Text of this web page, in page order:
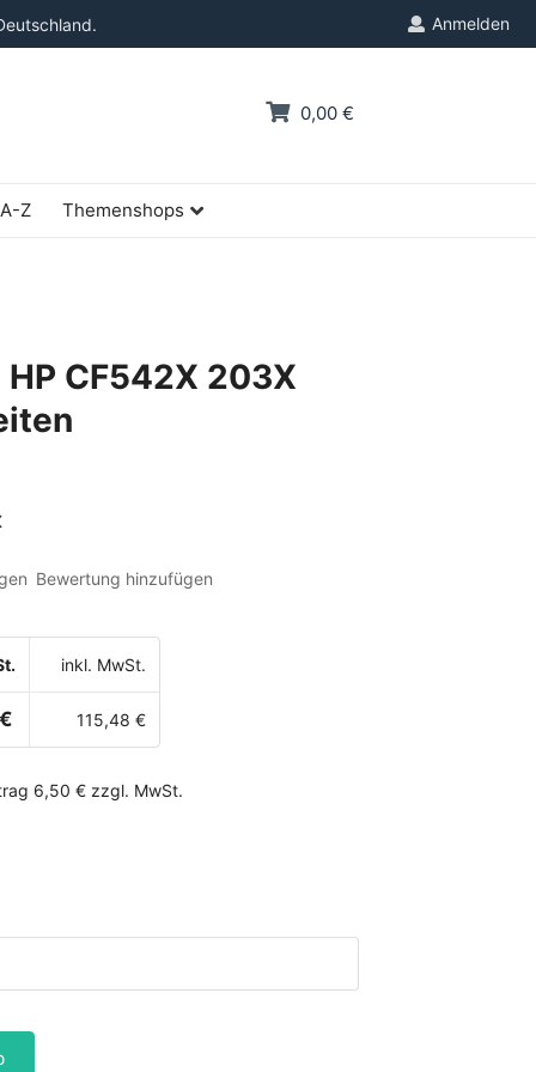
Anmelden
0,00 €
Z Themenshops
CF542X 203X
Bewertung hinzufügen
inkl. MwSt.
115,48 €
6,50 € zzgl. MwSt.